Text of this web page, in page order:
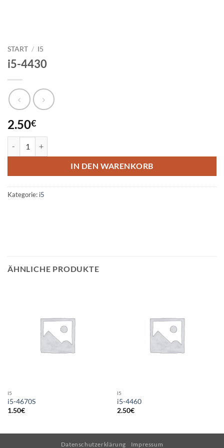
START / I5
i5-4430
2.50€
IN DEN WARENKORB
Kategorie: i5
ÄHNLICHE PRODUKTE
I5
i5-4670S
1.50€
I5
i5-4460
2.50€
Datenschutzerklärung Impressum